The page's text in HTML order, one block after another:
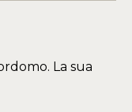
La sua